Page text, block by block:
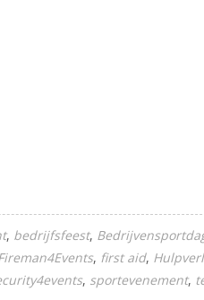
bedrijfsfeest
first aid
sportevenement